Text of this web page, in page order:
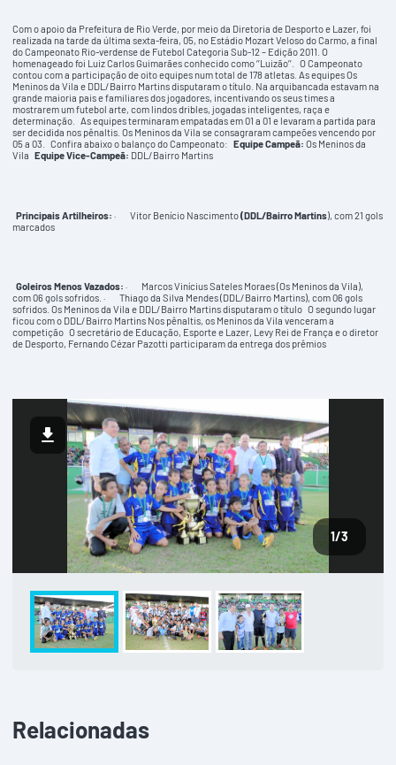
Com o apoio da Prefeitura de Rio Verde, por meio da Diretoria de Desporto e Lazer, foi
realizada na tarde da última sexta-feira, 05, no Estádio Mozart Veloso do Carmo, a final
do Campeonato Rio-verdense de Futebol Categoria Sub-12 – Edição 2011. O
homenageado foi Luiz Carlos Guimarães conhecido como ‘’Luizão’’. O Campeonato
contou com a participação de oito equipes num total de 178 atletas. As equipes Os
Meninos da Vila e DDL/Bairro Martins disputaram o título. Na arquibancada estavam na
grande maioria pais e familiares dos jogadores, incentivando os seus times a
mostrarem um futebol arte, com lindos dribles, jogadas inteligentes, raça e
determinação. As equipes terminaram empatadas em 01 a 01 e levaram a partida para
ser decidida nos pênaltis. Os Meninos da Vila se consagraram campeões vencendo por
05 a 03. Confira abaixo o balanço do Campeonato:Equipe Campeã: Os Meninos da
VilaEquipe Vice-Campeã: DDL/Bairro Martins
Principais Artilheiros:· Vitor Benício Nascimento(DDL/Bairro Martins), com 21 gols
marcados
Goleiros Menos Vazados:· Marcos Vinícius Sateles Moraes (Os Meninos da Vila),
com 06 gols sofridos. · Thiago da Silva Mendes (DDL/Bairro Martins), com 06 gols
sofridos. Os Meninos da Vila e DDL/Bairro Martins disputaram o título O segundo lugar
ficou com o DDL/Bairro Martins Nos pênaltis, os Meninos da Vila venceram a
competição O secretário de Educação, Esporte e Lazer, Levy Rei de França e o diretor
de Desporto, Fernando Cézar Pazotti participaram da entrega dos prêmios
1/3
Relacionadas